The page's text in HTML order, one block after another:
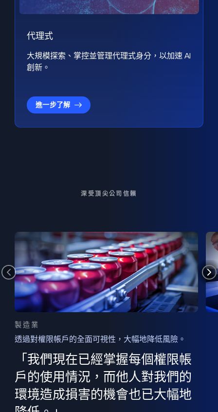
代理式
大規模探索、掌控並管理代理式身分，以加速 AI
創新。
進一步了解
深受頂尖公司信賴
製造業
透過對權限帳戶的全面可視性，大幅地降低風險。
「我們現在已經掌握每個權限帳
戶的使用情況，而他人對我們的
環境造成損害的機會也已大幅地